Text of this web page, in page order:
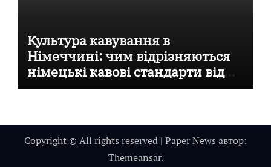
Культура кавування в
Німеччині: чим відрізняються
німецькі кавові стандарти від
італійських
Copyright © All rights reserved | Paper News автор:
Themeansar.